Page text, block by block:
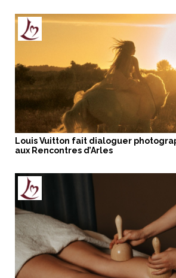
Louis Vuitton fait dialoguer
aux Rencontres d’Arles